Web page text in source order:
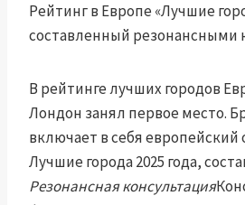
Рейтинг в Европе «Лучшие
составленный резонансными
В рейтинге лучших городов
Лондон занял первое место.
включает в себя европейский
Лучшие города 2025 года,
Резонансная консультация